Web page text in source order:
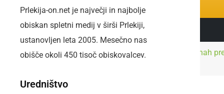
SOBOTA, 8. AVGUST 2026 Sledite nam:
Prlekija-on.net je največji in najbolje
obiskan spletni medij v širši Prlekiji,
ustanovljen leta 2005. Mesečno nas
obišče okoli 450 tisoč obiskovalcev.
Uredništvo
Naslovnica Gospodarstvo
Še v dveh občinah